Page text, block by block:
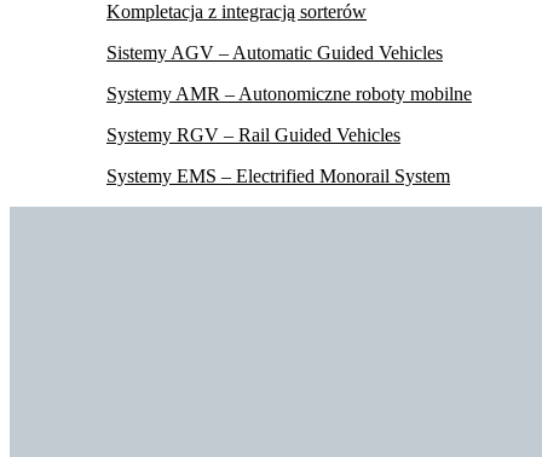
Kompletacja z integracją sorterów
Sistemy AGV – Automatic Guided Vehicles
Systemy AMR – Autonomiczne roboty mobilne
Systemy RGV – Rail Guided Vehicles
Systemy EMS – Electrified Monorail System